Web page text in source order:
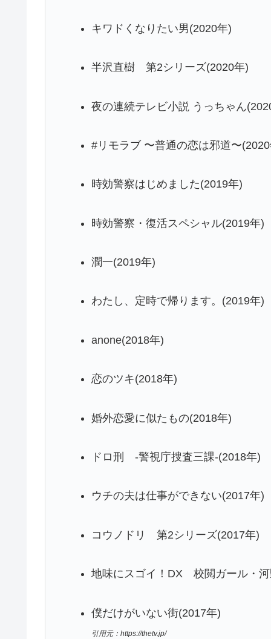
キワドくなりたい男(2020年)
半沢直樹 第2シリーズ(2020年)
夜の連続テレビ小説 うっちゃん
#リモラブ 〜普通の恋は邪道〜
時効警察はじめました(2019年)
時効警察・復活スペシャル(2019年)
潤一(2019年)
わたし、定時で帰ります。(2019年)
anone(2018年)
恋のツキ(2018年)
婚外恋愛に似たもの(2018年)
ドロ刑 -警視庁捜査三課-(2018年)
ウチの夫は仕事ができない(2017年)
コウノドリ 第2シリーズ(2017年)
地味にスゴイ！DX 校閲ガール・
僕だけがいない街(2017年)
引用元：https://thetv.jp/